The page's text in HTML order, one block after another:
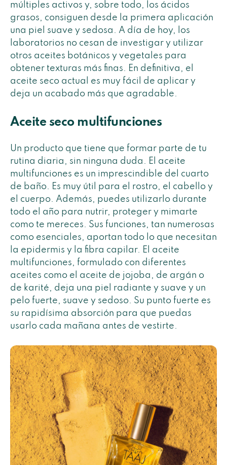
múltiples activos y, sobre todo, los ácidos
grasos, consiguen desde la primera aplicación
una piel suave y sedosa. A día de hoy, los
laboratorios no cesan de investigar y utilizar
otros aceites botánicos y vegetales para
obtener texturas más finas. En definitiva, el
aceite seco actual es muy fácil de aplicar y
deja un acabado más que agradable.
Aceite seco multifunciones
Un producto que tiene que formar parte de tu
rutina diaria, sin ninguna duda. El aceite
multifunciones es un imprescindible del cuarto
de baño. Es muy útil para el rostro, el cabello y
el cuerpo. Además, puedes utilizarlo durante
todo el año para nutrir, proteger y mimarte
como te mereces. Sus funciones, tan numerosas
como esenciales, aportan todo lo que necesitan
la epidermis y la fibra capilar. El aceite
multifunciones, formulado con diferentes
aceites como el aceite de jojoba, de argán o
de karité, deja una piel radiante y suave y un
pelo fuerte, suave y sedoso. Su punto fuerte es
su rapidísima absorción para que puedas
usarlo cada mañana antes de vestirte.